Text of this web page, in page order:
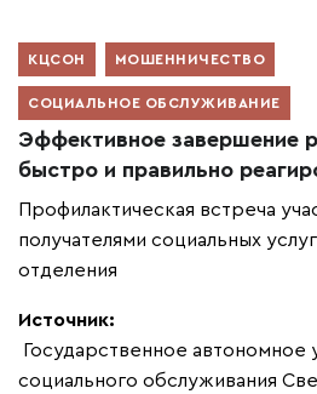
КЦСОН МОШЕННИЧЕСТВО
СОЦИАЛЬНОЕ ОБСЛУЖИВАНИЕ
Эффективное завершение
быстро и правильно
Профилактическая встреча
получателями социальных
отделения
Источник:
Государственное
социального обслуживания